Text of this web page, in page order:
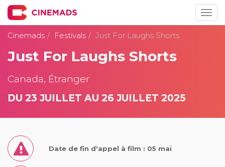
Cinemads
Festivals Just For Laughs Shorts
Just For Laughs Shorts
Canada, Étranger
DU 23 JUILLET AU 26 JUILLET 2025
Date de fin d'appel à film : 05 mai